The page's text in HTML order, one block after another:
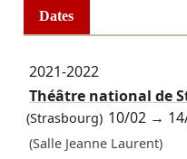
Dates
2021-2022
Théâtre national de
(Strasbourg) 10/02 →
(Salle Jeanne Laurent)